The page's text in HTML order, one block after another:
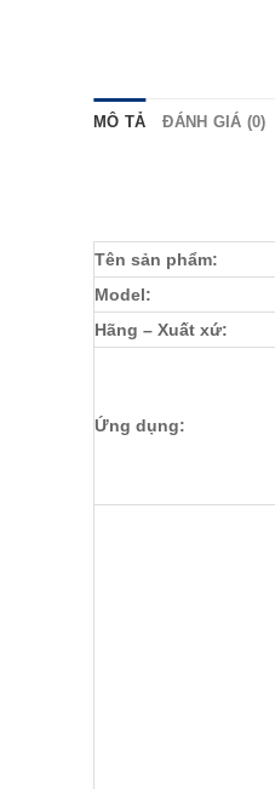
MÔ TẢ ĐÁNH GIÁ (0)
Tên sản phẩm:
Model:
Hãng – Xuất xứ:
Ứng dụng: